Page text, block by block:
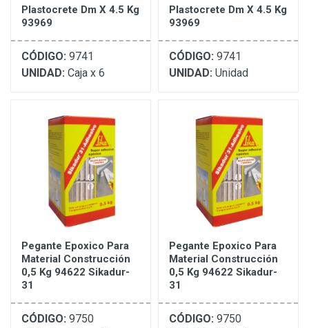
Plastocrete Dm X 4.5 Kg
93969
CÓDIGO: 9741
UNIDAD: Caja x 6
Plastocrete Dm X 4.5 Kg
93969
CÓDIGO: 9741
UNIDAD: Unidad
Pegante Epoxico Para
Material Construcción
0,5 Kg 94622 Sikadur-
31
CÓDIGO: 9750
Pegante Epoxico Para
Material Construcción
0,5 Kg 94622 Sikadur-
31
CÓDIGO: 9750